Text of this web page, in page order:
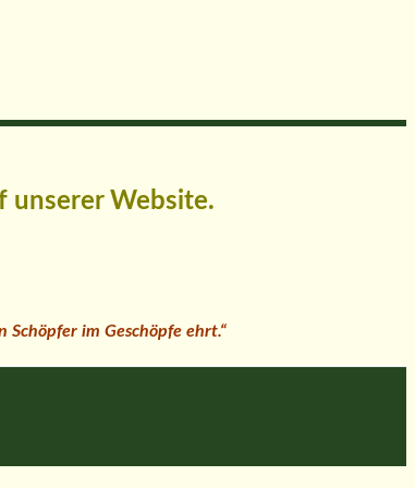
unserer Website.
Schöpfer im Geschöpfe ehrt.“